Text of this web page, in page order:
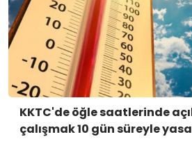
KKTC'de öğle saatlerinde
çalışmak 10 gün süreyle